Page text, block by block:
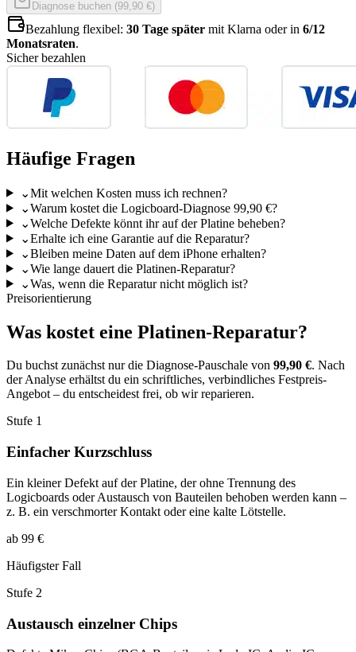
Diagnose buchen (99,90 €)
Bezahlung flexibel: 30 Tage später mit Klarna oder in 6/12
Monatsraten.
Sicher bezahlen
Häufige Fragen
⌄Mit welchen Kosten muss ich rechnen?
⌄Warum kostet die Logicboard-Diagnose 99,90 €?
⌄Welche Defekte könnt ihr auf der Platine beheben?
⌄Erhalte ich eine Garantie auf die Reparatur?
⌄Bleiben meine Daten auf dem iPhone erhalten?
⌄Wie lange dauert die Platinen-Reparatur?
⌄Was, wenn die Reparatur nicht möglich ist?
Preisorientierung
Was kostet eine Platinen-Reparatur?
Du buchst zunächst nur die Diagnose-Pauschale von 99,90 €. Nach
der Analyse erhältst du ein schriftliches, verbindliches Festpreis-
Angebot – du entscheidest frei, ob wir reparieren.
Stufe 1
Einfacher Kurzschluss
Ein kleiner Defekt auf der Platine, der ohne Trennung des
Logicboards oder Austausch von Bauteilen behoben werden kann –
z. B. ein verschmorter Kontakt oder eine kalte Lötstelle.
ab 99 €
Häufigster Fall
Stufe 2
Austausch einzelner Chips